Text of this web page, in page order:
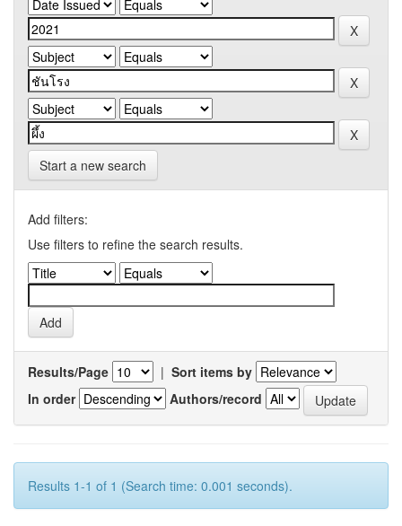
Start a new search
Add filters:
Use filters to refine the search results.
Results/Page | Sort items by
In order
Authors/record
Results 1-1 of 1 (Search time: 0.001 seconds).